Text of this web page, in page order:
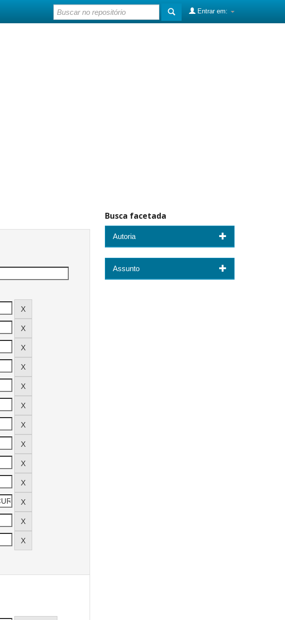
Entrar em:
Busca facetada
Autoria
Assunto